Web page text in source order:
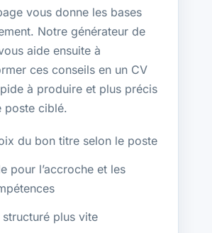
vous donne les bases
Notre générateur de
aide ensuite à
ces conseils en un CV
à produire et plus précis
poste ciblé.
du bon titre selon le poste
pour l’accroche et les
structuré plus vite